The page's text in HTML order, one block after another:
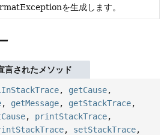
を生成します。
言されたメソッド
, getCause,
, getMessage, getStackTrace,
, printStackTrace,
, setStackTrace,